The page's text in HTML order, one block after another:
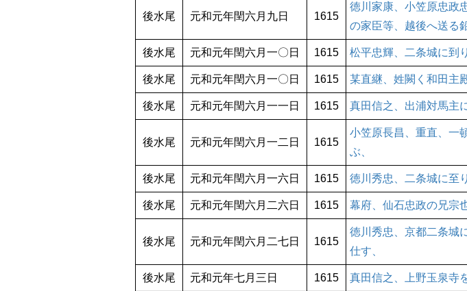
後水尾 元和元年閏六月九日 1615
徳川家康、小笠原忠政
の家臣等、越後へ送る
後水尾 元和元年閏六月一〇日 1615 松平忠輝、二条城に到
後水尾 元和元年閏六月一〇日 1615 某直継、姓闕く和田主
後水尾 元和元年閏六月一一日 1615 真田信之、出浦対馬主
後水尾 元和元年閏六月一二日 1615
小笠原長昌、重直、一
ぶ、
後水尾 元和元年閏六月一六日 1615 徳川秀忠、二条城に至
後水尾 元和元年閏六月二六日 1615 幕府、仙石忠政の兄宗
後水尾 元和元年閏六月二七日 1615
徳川秀忠、京都二条城
仕す、
後水尾 元和元年七月三日 1615 真田信之、上野玉泉寺